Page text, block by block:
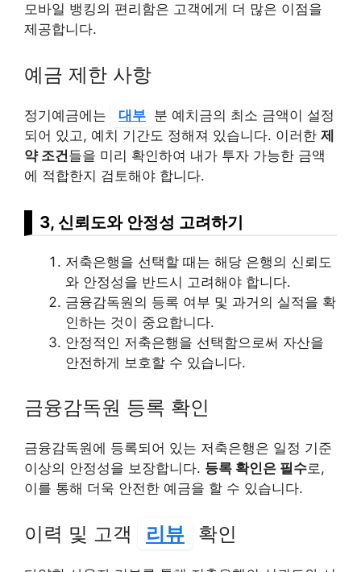
모바일 뱅킹의 편리함은 고객에게 더 많은 이점을
제공합니다.
예금 제한 사항
정기예금에는 대부 분 예치금의 최소 금액이 설정
되어 있고, 예치 기간도 정해져 있습니다. 이러한 제
약 조건들을 미리 확인하여 내가 투자 가능한 금액
에 적합한지 검토해야 합니다.
3, 신뢰도와 안정성 고려하기
저축은행을 선택할 때는 해당 은행의 신뢰도
와 안정성을 반드시 고려해야 합니다.
금융감독원의 등록 여부 및 과거의 실적을 확
인하는 것이 중요합니다.
안정적인 저축은행을 선택함으로써 자산을
안전하게 보호할 수 있습니다.
금융감독원 등록 확인
금융감독원에 등록되어 있는 저축은행은 일정 기준
이상의 안정성을 보장합니다. 등록 확인은 필수로,
이를 통해 더욱 안전한 예금을 할 수 있습니다.
이력 및 고객 리뷰 확인